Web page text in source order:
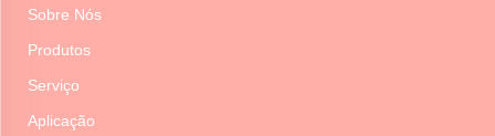
Sobre Nós
Produtos
Serviço
Aplicação